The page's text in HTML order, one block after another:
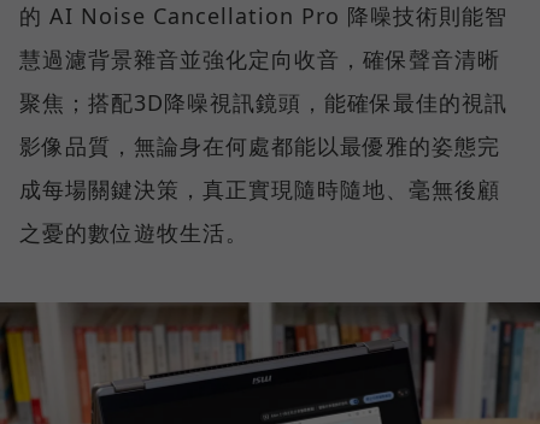
的 AI Noise Cancellation Pro 降噪技術則能智
慧過濾背景雜音並強化定向收音，確保聲音清晰
聚焦；搭配3D降噪視訊鏡頭，能確保最佳的視訊
影像品質，無論身在何處都能以最優雅的姿態完
成每場關鍵決策，真正實現隨時隨地、毫無後顧
之憂的數位遊牧生活。